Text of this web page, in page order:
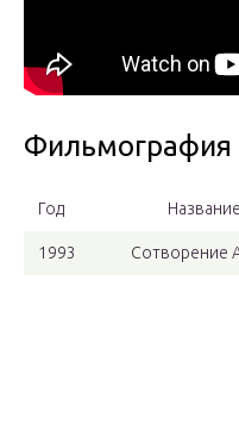
Год Название
1993 Сотворение